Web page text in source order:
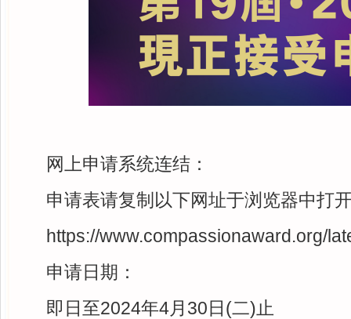
网上申请系统连结：
申请表请复制以下网址于浏览器中打
https://www.compassionaward.org/
申请日期：
即日至2024年4月30日(二)止